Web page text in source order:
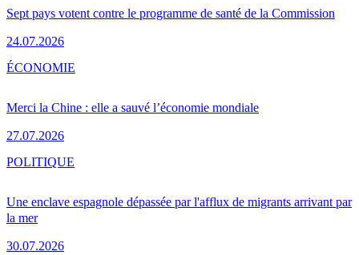
Sept pays votent contre le programme de santé de la Commission
24.07.2026
Merci la Chine : elle a sauvé l’économie mondiale
27.07.2026
ÉCONOMIE
Une enclave espagnole dépassée par l'afflux de migrants arrivant par
la mer
30.07.2026
POLITIQUE